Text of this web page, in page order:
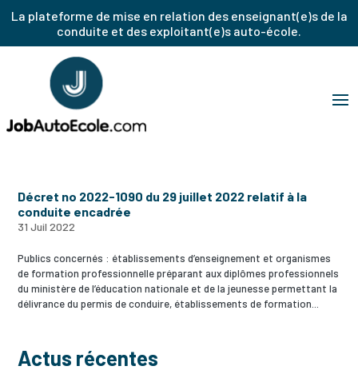
La plateforme de mise en relation des enseignant(e)s de la
conduite et des exploitant(e)s auto-école.
Décret no 2022-1090 du 29 juillet 2022 relatif à la
conduite encadrée
31 Juil 2022
Publics concernés : établissements d’enseignement et organismes
de formation professionnelle préparant aux diplômes professionnels
du ministère de l’éducation nationale et de la jeunesse permettant la
délivrance du permis de conduire, établissements de formation...
Actus récentes